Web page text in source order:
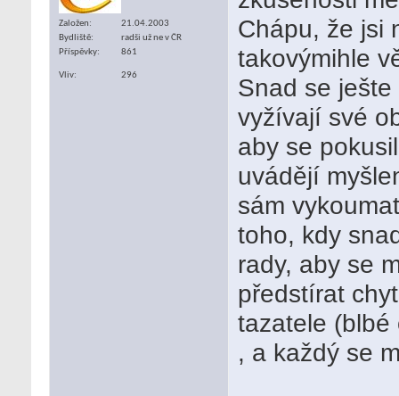
Založen
21.04.2003
Bydliště
radši už ne v ČR
Příspěvky
861
Vliv 296
Chápu, že jsi
takovýmihle
Snad se
vyžívají své
aby se
uvádějí
sám
toho, kdy
rady, aby se
předstírat
tazatele
, a každý se